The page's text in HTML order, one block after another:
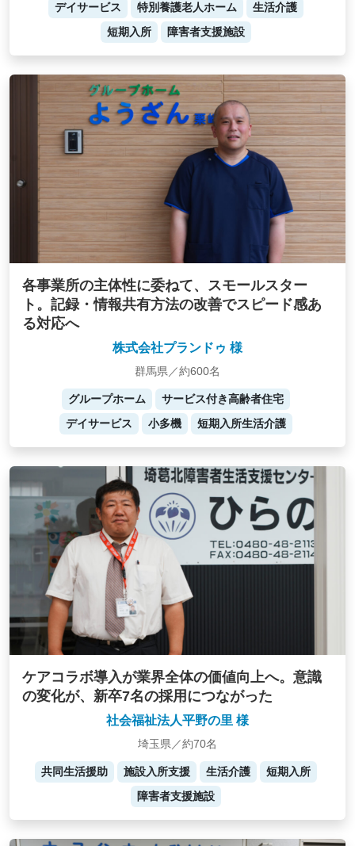
デイサービス 特別養護老人ホーム
生活介護
短期入所
障害者支援施設
各事業所の主体性に委ねて、スモールスター
ト。記録・情報共有方法の改善でスピード感あ
る対応へ
株式会社プランドゥ 様
群馬県／約600名
グループホーム
サービス付き高齢者住宅
デイサービス
小多機 短期入所生活介護
ケアコラボ導入が業界全体の価値向上へ。意識
の変化が、新卒7名の採用につながった
社会福祉法人平野の里 様
埼玉県／約70名
共同生活援助 施設入所支援 生活介護
短期入所
障害者支援施設